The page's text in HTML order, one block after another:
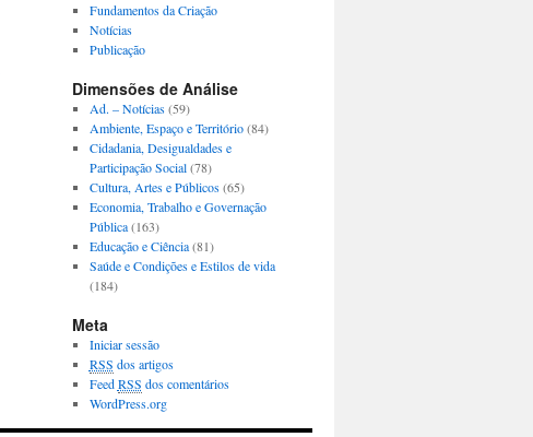
Fundamentos da Criação
Notícias
Publicação
Dimensões de Análise
Ad. – Notícias(59)
Ambiente, Espaço e Território(84)
Cidadania, Desigualdades e
Participação Social(78)
Cultura, Artes e Públicos(65)
Economia, Trabalho e Governação
Pública(163)
Educação e Ciência(81)
Saúde e Condições e Estilos de vida
(184)
Meta
Iniciar sessão
RSS dos artigos
FeedRSS dos comentários
WordPress.org